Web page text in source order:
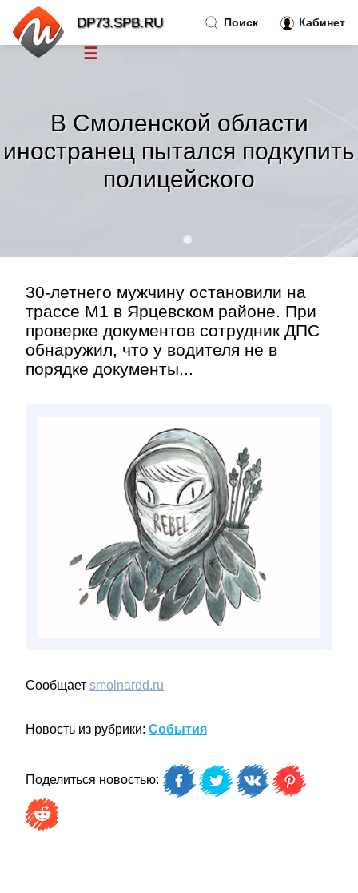
В Смоленской области
иностранец пытался подкупить
полицейского
30-летнего мужчину остановили на
трассе М1 в Ярцевском районе. При
проверке документов сотрудник ДПС
обнаружил, что у водителя не в
порядке документы...
Сообщает smolnarod.ru
Новость из рубрики: События
Поделиться новостью:
Поиск Кабинет
DP73.SPB.RU
☰
Тренды новостей »